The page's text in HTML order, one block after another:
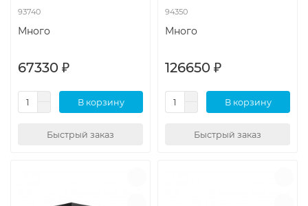
93740
Много
67330 ₽
В корзину
Быстрый заказ
94350
Много
126650 ₽
В корзину
Быстрый заказ